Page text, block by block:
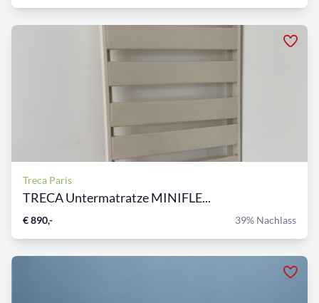
Treca Paris
TRECA Untermatratze MINIFLE...
€ 890,- 39% Nachlass